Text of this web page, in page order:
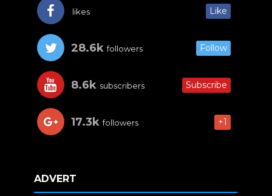
likes Like
28.6k followers Follow
8.6k subscribers Subscribe
17.3k followers +1
ADVERT